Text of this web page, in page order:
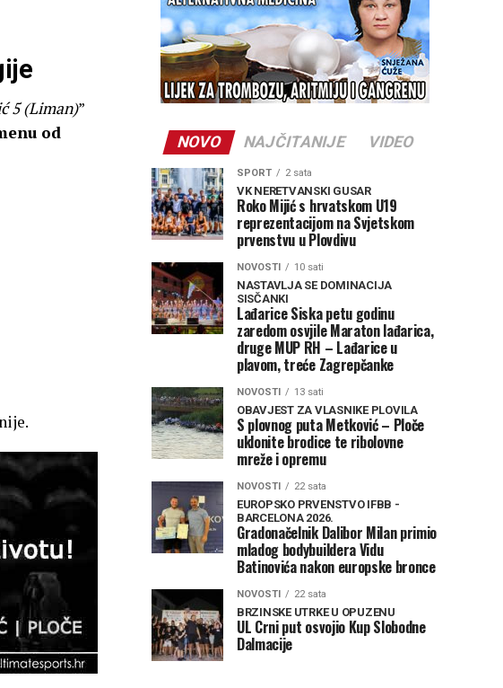
5 (Liman)”
od
NOVO NAJČITANIJE VIDEO
SPORT 2 sata
VK NERETVANSKI GUSAR
Roko Mijić s hrvatskom U19
reprezentacijom na Svjetskom
prvenstvu u Plovdivu
NOVOSTI 10 sati
NASTAVLJA SE DOMINACIJA
SISČANKI
Lađarice Siska petu godinu
zaredom osvjile Maraton lađarica,
druge MUP RH – Lađarice u
plavom, treće Zagrepčanke
NOVOSTI 13 sati
OBAVJEST ZA VLASNIKE PLOVILA
S plovnog puta Metković – Ploče
uklonite brodice te ribolovne
mreže i opremu
NOVOSTI 22 sata
EUROPSKO PRVENSTVO IFBB -
BARCELONA 2026.
Gradonačelnik Dalibor Milan primio
mladog bodybuildera Vidu
Batinovića nakon europske bronce
NOVOSTI 22 sata
BRZINSKE UTRKE U OPUZENU
UL Crni put osvojio Kup Slobodne
Dalmacije